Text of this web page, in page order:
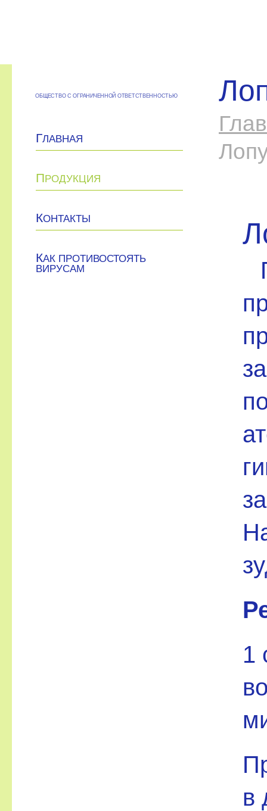
ОБЩЕСТВО С ОГРАНИЧЕННОЙ ОТВЕТСТВЕННОСТЬЮ
ГЛАВНАЯ
ПРОДУКЦИЯ
КОНТАКТЫ
КАК ПРОТИВОСТОЯТЬ
ВИРУСАМ
1
в